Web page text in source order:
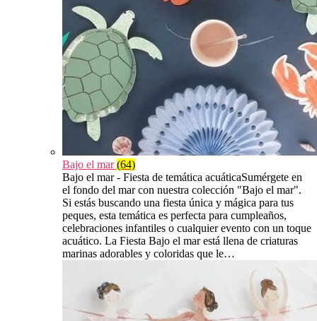
Bajo el mar(64)
Bajo el mar - Fiesta de temática acuáticaSumérgete en
el fondo del mar con nuestra colección "Bajo el mar".
Si estás buscando una fiesta única y mágica para tus
peques, esta temática es perfecta para cumpleaños,
celebraciones infantiles o cualquier evento con un toque
acuático. La Fiesta Bajo el mar está llena de criaturas
marinas adorables y coloridas que le…